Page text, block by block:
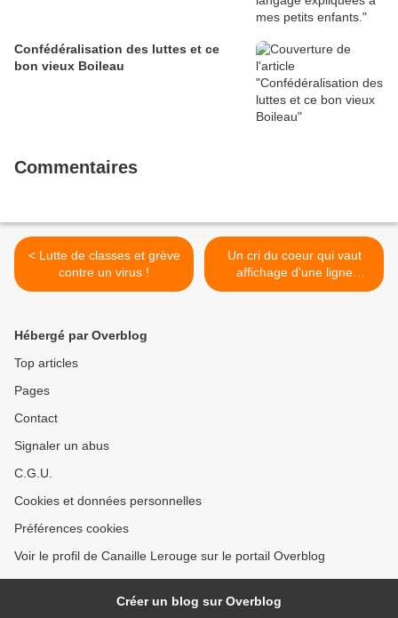
Confédéralisation des luttes et ce
bon vieux Boileau
Commentaires
< Lutte de classes et grève
contre un virus !
Un cri du coeur qui vaut
affichage d'une ligne
politique >
Hébergé par Overblog
Top articles
Pages
Contact
Signaler un abus
C.G.U.
Cookies et données personnelles
Préférences cookies
Voir le profil de Canaille Lerouge sur le portail Overblog
Créer un blog sur Overblog